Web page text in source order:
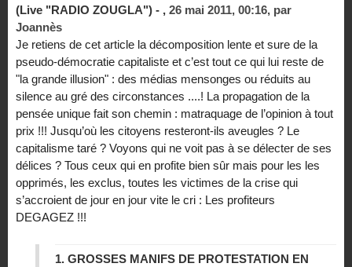
(Live "RADIO ZOUGLA") - , 26 mai 2011, 00:16, par
Joannès
Je retiens de cet article la décomposition lente et sure de la
pseudo-démocratie capitaliste et c’est tout ce qui lui reste de
"la grande illusion" : des médias mensonges ou réduits au
silence au gré des circonstances ....! La propagation de la
pensée unique fait son chemin : matraquage de l’opinion à tout
prix !!! Jusqu’où les citoyens resteront-ils aveugles ? Le
capitalisme taré ? Voyons qui ne voit pas à se délecter de ses
délices ? Tous ceux qui en profite bien sûr mais pour les les
opprimés, les exclus, toutes les victimes de la crise qui
s’accroient de jour en jour vite le cri : Les profiteurs
DEGAGEZ !!!
1. GROSSES MANIFS DE PROTESTATION EN